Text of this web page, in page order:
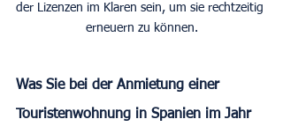
der Lizenzen im Klaren sein, um sie rechtzeitig
erneuern zu können.
Was Sie bei der Anmietung einer
Touristenwohnung in Spanien im Jahr